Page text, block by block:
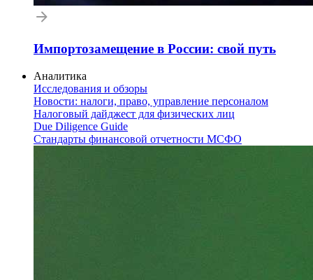
Импортозамещение в России: свой путь
Аналитика
Исследования и обзоры
Новости: налоги, право, управление персоналом
Налоговый дайджест для физических лиц
Due Diligence Guide
Стандарты финансовой отчетности МСФО